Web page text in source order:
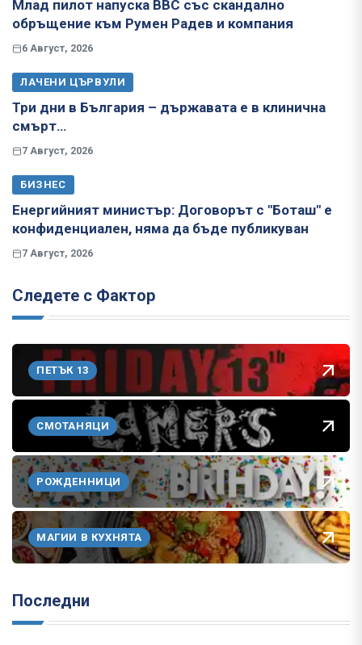
Млад пилот напуска ВВС със скандално
обръщение към Румен Радев и компания
6 Август, 2026
ЛАЧЕНИ ЦЪРВУЛИ
Три дни в България – държавата е в клинична
смърт…
7 Август, 2026
БИЗНЕС
Енергийният министър: Договорът с "Боташ" е
конфиденциален, няма да бъде публикуван
7 Август, 2026
Следете с Фактор
ПЕТЪК 13
СМОТАНЯЦИ
РОЖДЕННИЦИ
МАГИИ В КУХНЯТА
Последни